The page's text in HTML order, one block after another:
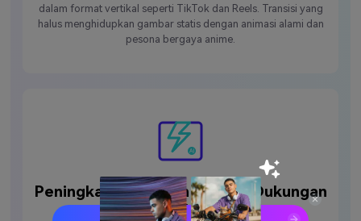
dalam format vertikal seperti TikTok dan Reels. Transisi yang
halus menghidupkan gambar statis dengan animasi alami dan
pesona bergaya anime.
Peningkatan Adegan dengan Dukungan
AI